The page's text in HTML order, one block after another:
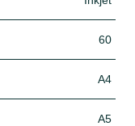
60
A4
A5